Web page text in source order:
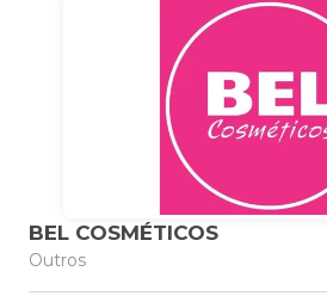
BEL COSMÉTICOS
Outros